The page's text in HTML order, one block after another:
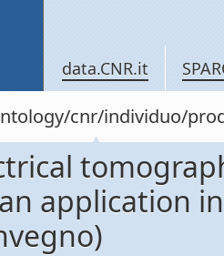
data.CNR.it
cnr/individuo/
application